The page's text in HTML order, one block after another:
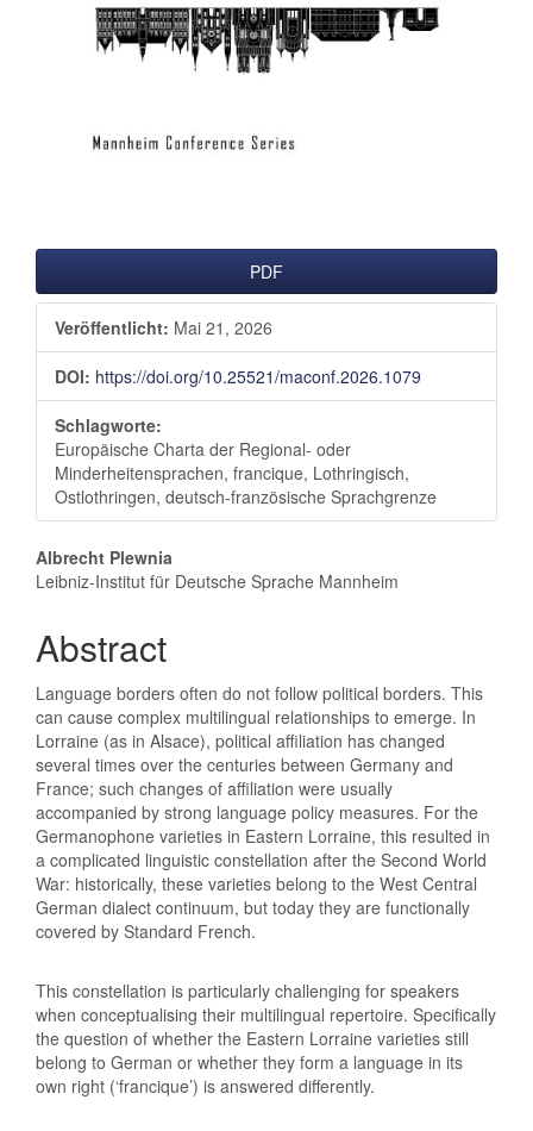
PDF
Veröffentlicht: Mai 21, 2026
DOI: https://doi.org/10.25521/maconf.2026.1079
Schlagworte:
Europäische Charta der Regional- oder
Minderheitensprachen, francique, Lothringisch,
Ostlothringen, deutsch-französische Sprachgrenze
Hauptsächlicher
Albrecht Plewnia
Leibniz-Institut für Deutsche Sprache Mannheim
Abstract
Language borders often do not follow political borders. This
can cause complex multilingual relationships to emerge. In
Lorraine (as in Alsace), political affiliation has changed
several times over the centuries between Germany and
France; such changes of affiliation were usually
accompanied by strong language policy measures. For the
Germanophone varieties in Eastern Lorraine, this resulted in
a complicated linguistic constellation after the Second World
War: historically, these varieties belong to the West Central
German dialect continuum, but today they are functionally
covered by Standard French.
This constellation is particularly challenging for speakers
when conceptualising their multilingual repertoire. Specifically
the question of whether the Eastern Lorraine varieties still
belong to German or whether they form a language in its
own right (‘francique’) is answered differently.